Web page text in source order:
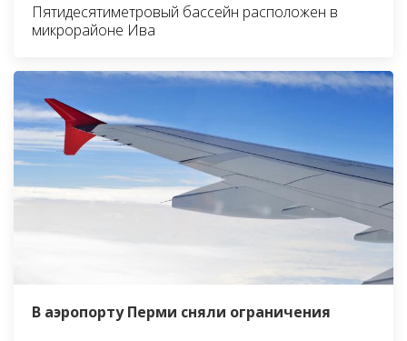
Пятидесятиметровый бассейн расположен в
микрорайоне Ива
В аэропорту Перми сняли ограничения